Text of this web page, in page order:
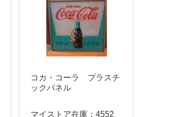
コカ・コーラ プラスチ
ックパネル
マイストア在庫： 4552